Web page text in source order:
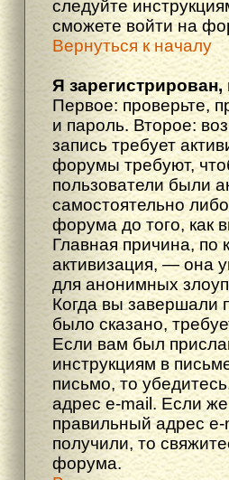
следуйте
сможете войти на
Вернуться к началу
Я
Первое: проверьте,
и пароль. Второе:
запись требует
форумы требуют,
пользователи были
самостоятельно
форума до того, как
Главная причина, по
активизация, — она
для анонимных
Когда вы завершали
было сказано,
Если вам был
инструкциям в
письмо, то
адрес e-mail. Если
правильный адрес
получили, то
форума.